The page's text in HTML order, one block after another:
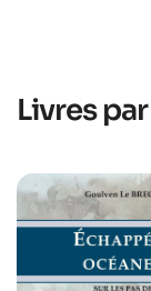
Livres